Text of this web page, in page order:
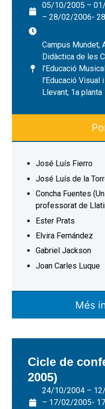
05/10/2005 –
– 28/02/2006-
Campus Mundet,
Didàctica de les
l'Educació
l'Educació Visual
Llevant, 1a planta
Més
José Luís Fierro
José Luís de la
Concha Fuentes
professorat de
Ester Prats
Elvira Fernández
Gabriel Jackson
Joan Carles Luque
Cicle de
2005)
24/10/2004 –
– 17/02/2005-